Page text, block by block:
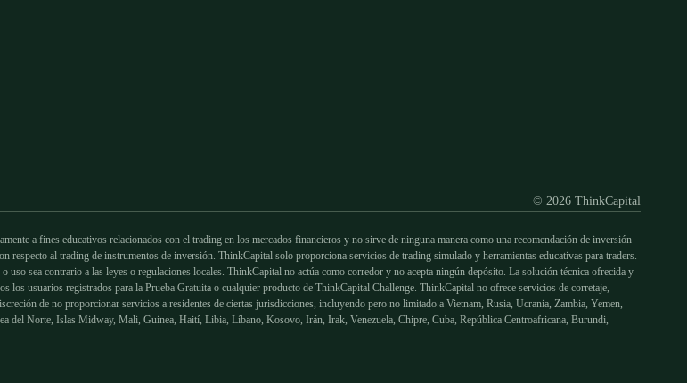
© 2026 ThinkCapital
a fines educativos relacionados con el trading en los mercados financieros y no sirve de ninguna manera como una recomendación de inversión
respecto al trading de instrumentos de inversión. ThinkCapital solo proporciona servicios de trading simulado y herramientas educativas para traders.
sea contrario a las leyes o regulaciones locales. ThinkCapital no actúa como corredor y no acepta ningún depósito. La solución técnica ofrecida y
usuarios registrados para la Prueba Gratuita o cualquier producto de ThinkCapital Challenge. ThinkCapital no ofrece servicios de corretaje,
de no proporcionar servicios a residentes de ciertas jurisdicciones, incluyendo pero no limitado a Vietnam, Rusia, Ucrania, Zambia, Yemen,
del Norte, Islas Midway, Mali, Guinea, Haití, Libia, Líbano, Kosovo, Irán, Irak, Venezuela, Chipre, Cuba, República Centroafricana, Burundi,